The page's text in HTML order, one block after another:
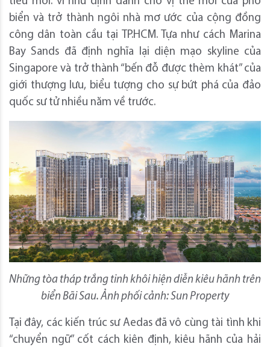
biển và trở thành ngôi nhà mơ ước của cộng đồng
công dân toàn cầu tại TP.HCM. Tựa như cách Marina
Bay Sands đã định nghĩa lại diện mạo skyline của
Singapore và trở thành “bến đỗ được thèm khát” của
giới thượng lưu, biểu tượng cho sự bứt phá của đảo
quốc sư tử nhiều năm về trước.
Những tòa tháp trắng tinh khôi hiện diễn kiêu hãnh trên
biển Bãi Sau. Ảnh phối cảnh: Sun Property
​Tại đây, các kiến trúc sư Aedas đã vô cùng tài tình khi
“chuyển ngữ” cốt cách kiên định, kiêu hãnh của hải